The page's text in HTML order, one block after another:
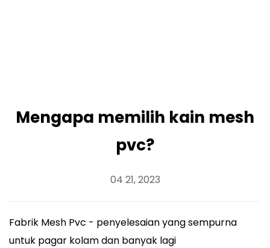
Mengapa memilih kain mesh
pvc?
04 21, 2023
Fabrik Mesh Pvc - penyelesaian yang sempurna
untuk pagar kolam dan banyak lagi